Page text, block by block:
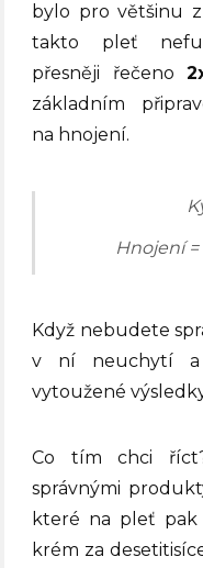
bylo pro většinu z
takto pleť
přesněji řečeno
základním
na hnojení.
Hnojení
Když nebudete
v ní neuchytí a
vytoužené
Co tím chci
správnými
které na pleť
krém za